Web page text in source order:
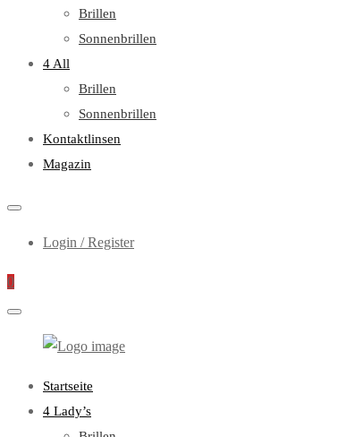
Brillen
Sonnenbrillen
4 All
Brillen
Sonnenbrillen
Kontaktlinsen
Magazin
Login / Register
0
Primary
Menu
Startseite
4 Lady’s